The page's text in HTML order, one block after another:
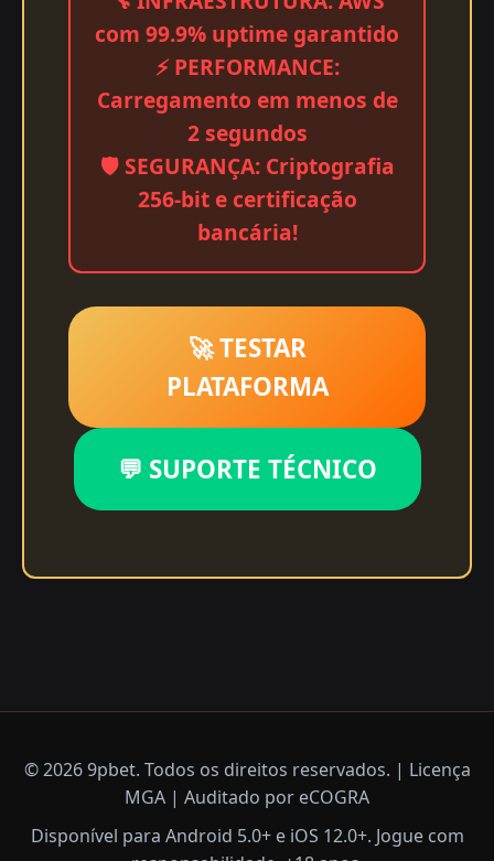
com 99.9% uptime garantido
⚡ PERFORMANCE:
Carregamento em menos de
2 segundos
🛡️ SEGURANÇA: Criptografia
256-bit e certificação
bancária!
🚀 TESTAR
PLATAFORMA
💬 SUPORTE TÉCNICO
© 2026 9pbet. Todos os direitos reservados. | Licença
MGA | Auditado por eCOGRA
Disponível para Android 5.0+ e iOS 12.0+. Jogue com